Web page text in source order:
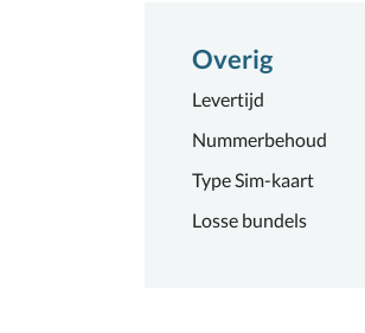
Overig
Levertijd
Nummerbehoud
Type Sim-kaart
Losse bundels